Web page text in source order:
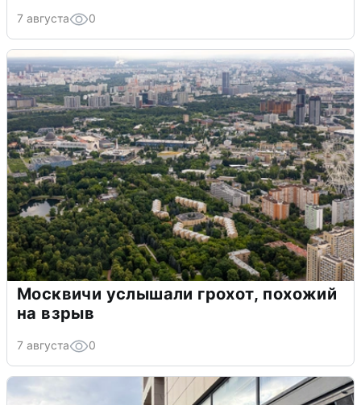
7 августа 0
Москвичи услышали грохот, похожий
на взрыв
7 августа 0